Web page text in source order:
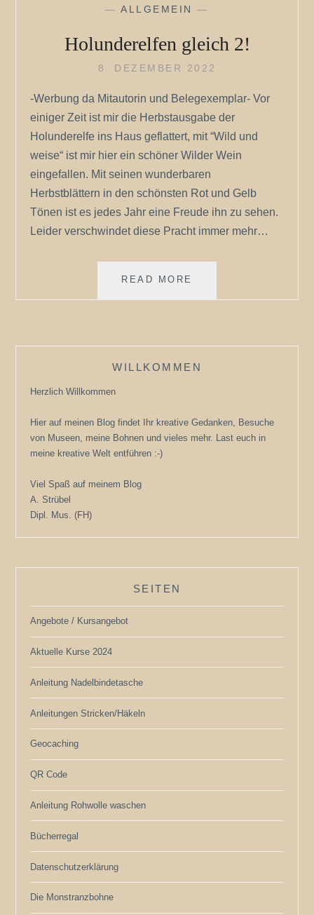
—ALLGEMEIN —
Holunderelfen gleich 2!
8. DEZEMBER 2022
-Werbung da Mitautorin und Belegexemplar- Vor
einiger Zeit ist mir die Herbstausgabe der
Holunderelfe ins Haus geflattert, mit “Wild und
weise“ ist mir hier ein schöner Wilder Wein
eingefallen. Mit seinen wunderbaren
Herbstblättern in den schönsten Rot und Gelb
Tönen ist es jedes Jahr eine Freude ihn zu sehen.
Leider verschwindet diese Pracht immer mehr…
READ MORE
WILLKOMMEN
Herzlich Willkommen
Hier auf meinen Blog findet Ihr kreative Gedanken, Besuche
von Museen, meine Bohnen und vieles mehr. Last euch in
meine kreative Welt entführen :-)
Viel Spaß auf meinem Blog
A. Strübel
Dipl. Mus. (FH)
SEITEN
Angebote / Kursangebot
Aktuelle Kurse 2024
Anleitung Nadelbindetasche
Anleitungen Stricken/Häkeln
Geocaching
QR Code
Anleitung Rohwolle waschen
Bücherregal
Datenschutzerklärung
Die Monstranzbohne